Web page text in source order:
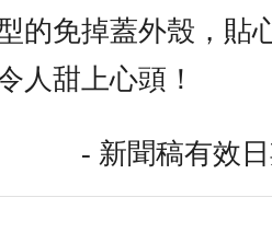
的免掉蓋外殼，貼
人甜上心頭！
- 新聞稿有效